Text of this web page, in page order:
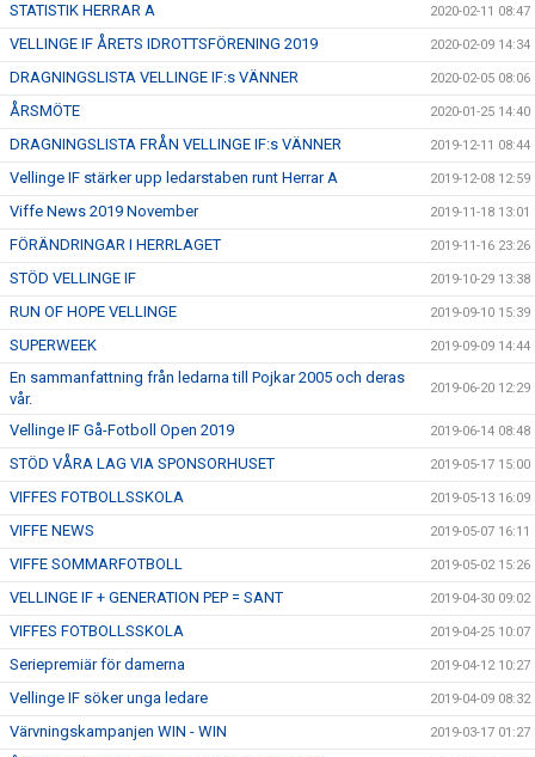
STATISTIK HERRAR A 2020-02-11 08:47
VELLINGE IF ÅRETS IDROTTSFÖRENING 2019 2020-02-09 14:34
DRAGNINGSLISTA VELLINGE IF:s VÄNNER 2020-02-05 08:06
ÅRSMÖTE 2020-01-25 14:40
DRAGNINGSLISTA FRÅN VELLINGE IF:s VÄNNER 2019-12-11 08:44
Vellinge IF stärker upp ledarstaben runt Herrar A 2019-12-08 12:59
Viffe News 2019 November 2019-11-18 13:01
FÖRÄNDRINGAR I HERRLAGET 2019-11-16 23:26
STÖD VELLINGE IF 2019-10-29 13:38
RUN OF HOPE VELLINGE 2019-09-10 15:39
SUPERWEEK 2019-09-09 14:44
En sammanfattning från ledarna till Pojkar 2005 och deras
vår.
2019-06-20 12:29
Vellinge IF Gå-Fotboll Open 2019 2019-06-14 08:48
STÖD VÅRA LAG VIA SPONSORHUSET 2019-05-17 15:00
VIFFES FOTBOLLSSKOLA 2019-05-13 16:09
VIFFE NEWS 2019-05-07 16:11
VIFFE SOMMARFOTBOLL 2019-05-02 15:26
VELLINGE IF + GENERATION PEP = SANT 2019-04-30 09:02
VIFFES FOTBOLLSSKOLA 2019-04-25 10:07
Seriepremiär för damerna 2019-04-12 10:27
Vellinge IF söker unga ledare 2019-04-09 08:32
Värvningskampanjen WIN - WIN 2019-03-17 01:27